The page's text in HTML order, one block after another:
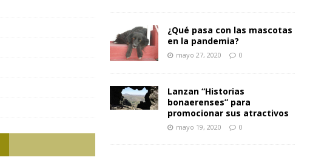
¿Qué pasa con las mascotas
en la pandemia?
mayo 27, 2020 0
Lanzan “Historias
bonaerenses” para
promocionar sus atractivos
mayo 19, 2020 0